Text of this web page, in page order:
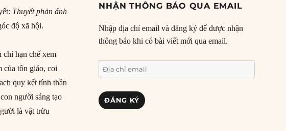
Thuyết phản ánh
độ xã hội.
chỉ hạn chế xem
của tôn giáo, coi
quy kết tính thần
người sáng tạo
là vật trừu
NHẬN THÔNG BÁO QUA EMAIL
Nhập địa chỉ email và đăng ký để được nhận
thông báo khi có bài viết mới qua email.
Địa
chỉ
email
ĐĂNG KÝ